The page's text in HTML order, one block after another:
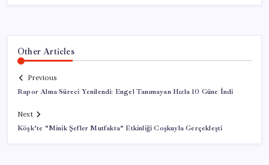
Other Articles
Previous
Rapor Alma Süreci Yenilendi: Engel Tanımayan Hızla 10 Güne İndi
Next
Köşk’te “Minik Şefler Mutfakta” Etkinliği Coşkuyla Gerçekleşti